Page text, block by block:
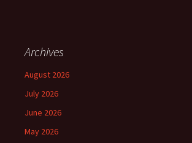
Archives
August 2026
July 2026
June 2026
May 2026